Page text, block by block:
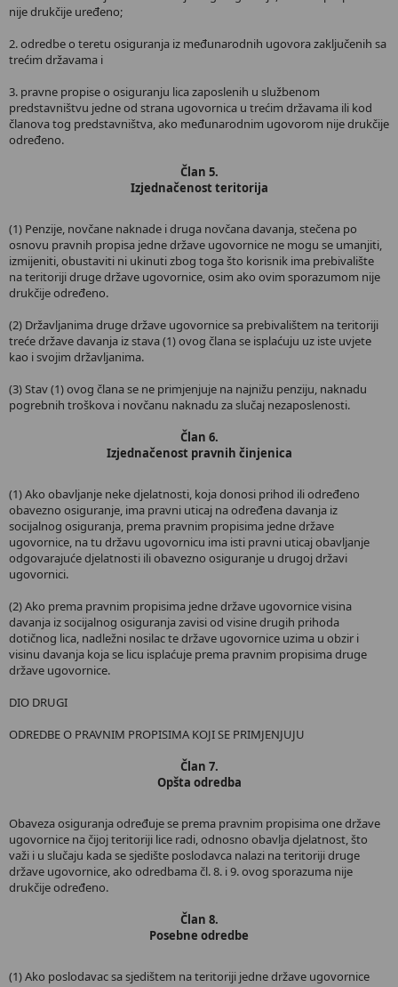
nije drukčije uređeno;
2. odredbe o teretu osiguranja iz međunarodnih ugovora zaključenih sa
trećim državama i
3. pravne propise o osiguranju lica zaposlenih u službenom
predstavništvu jedne od strana ugovornica u trećim državama ili kod
članova tog predstavništva, ako međunarodnim ugovorom nije drukčije
određeno.
Član 5.
Izjednačenost teritorija
(1) Penzije, novčane naknade i druga novčana davanja, stečena po
osnovu pravnih propisa jedne države ugovornice ne mogu se umanjiti,
izmijeniti, obustaviti ni ukinuti zbog toga što korisnik ima prebivalište
na teritoriji druge države ugovornice, osim ako ovim sporazumom nije
drukčije određeno.
(2) Državljanima druge države ugovornice sa prebivalištem na teritoriji
treće države davanja iz stava (1) ovog člana se isplaćuju uz iste uvjete
kao i svojim državljanima.
(3) Stav (1) ovog člana se ne primjenjuje na najnižu penziju, naknadu
pogrebnih troškova i novčanu naknadu za slučaj nezaposlenosti.
Član 6.
Izjednačenost pravnih činjenica
(1) Ako obavljanje neke djelatnosti, koja donosi prihod ili određeno
obavezno osiguranje, ima pravni uticaj na određena davanja iz
socijalnog osiguranja, prema pravnim propisima jedne države
ugovornice, na tu državu ugovornicu ima isti pravni uticaj obavljanje
odgovarajuće djelatnosti ili obavezno osiguranje u drugoj državi
ugovornici.
(2) Ako prema pravnim propisima jedne države ugovornice visina
davanja iz socijalnog osiguranja zavisi od visine drugih prihoda
dotičnog lica, nadležni nosilac te države ugovornice uzima u obzir i
visinu davanja koja se licu isplaćuje prema pravnim propisima druge
države ugovornice.
DIO DRUGI
ODREDBE O PRAVNIM PROPISIMA KOJI SE PRIMJENJUJU
Član 7.
Opšta odredba
Obaveza osiguranja određuje se prema pravnim propisima one države
ugovornice na čijoj teritoriji lice radi, odnosno obavlja djelatnost, što
važi i u slučaju kada se sjedište poslodavca nalazi na teritoriji druge
države ugovornice, ako odredbama čl. 8. i 9. ovog sporazuma nije
drukčije određeno.
Član 8.
Posebne odredbe
(1) Ako poslodavac sa sjedištem na teritoriji jedne države ugovornice